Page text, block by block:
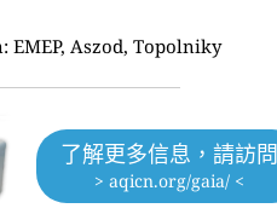
EMEP, Aszod, Topolniky
了解更多信息，請訪問
> aqicn.org/gaia/ <